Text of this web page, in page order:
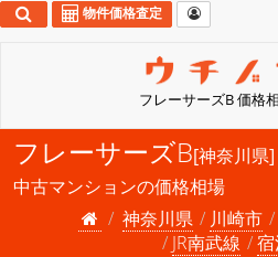
フレーサーズB 価格
物件価格査定
フレーサーズB[神奈川県]
中古マンションの価格相場
神奈川県
川崎市
JR南武線